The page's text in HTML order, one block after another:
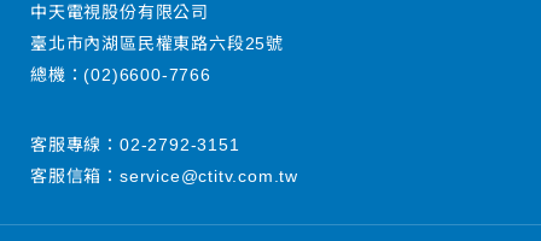
中天電視股份有限公司
臺北市內湖區民權東路六段25號
總機：(02)6600-7766
客服專線： 02-2792-3151
客服信箱： service@ctitv.com.tw